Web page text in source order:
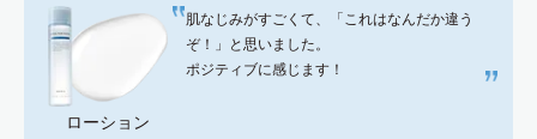
ローション
肌なじみがすごくて、「これはなんだか違う
ぞ！」と思いました。
ポジティブに感じます！